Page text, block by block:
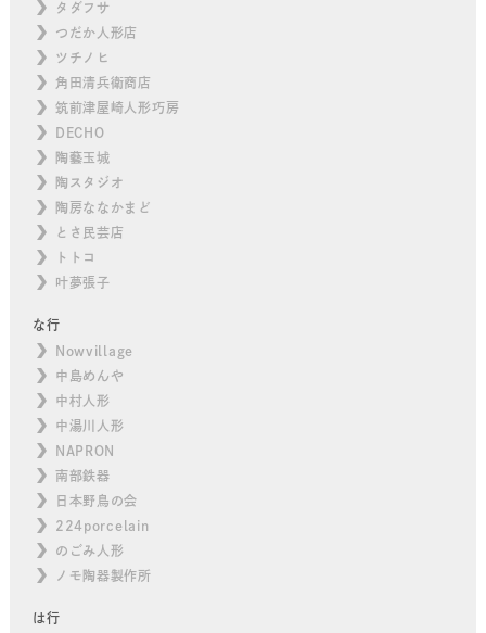
タダフサ
つだか人形店
ツチノヒ
角田清兵衛商店
筑前津屋崎人形巧房
DECHO
陶藝玉城
陶スタジオ
陶房ななかまど
とさ民芸店
トトコ
叶夢張子
な行
Nowvillage
中島めんや
中村人形
中湯川人形
NAPRON
南部鉄器
日本野鳥の会
224porcelain
のごみ人形
ノモ陶器製作所
は行